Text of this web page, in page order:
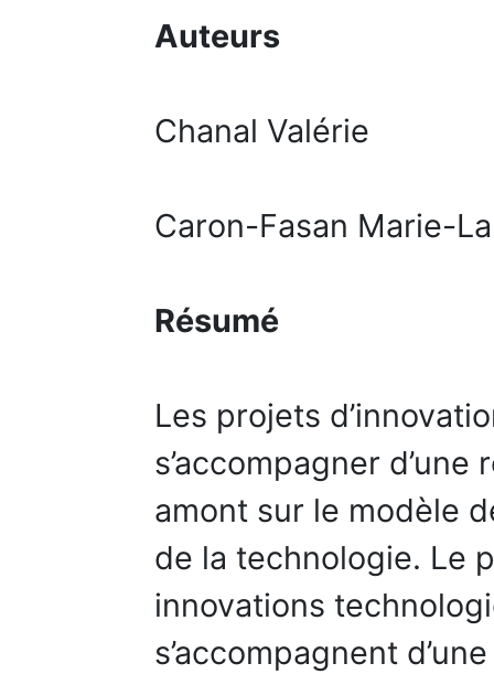
Auteurs
Chanal Valérie
Caron-Fasan Marie-
Résumé
Les projets
s’accompagner
amont sur le modèle
de la technologie. Le
innovations
s’accompagnent